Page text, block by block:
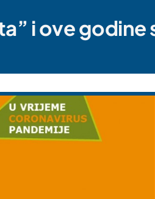
i ove godine